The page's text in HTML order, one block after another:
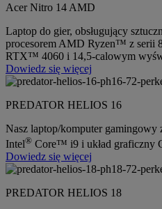
Acer Nitro 14 AMD
Laptop do gier, obsługujący
procesorem AMD Ryzen™ z serii
RTX™ 4060 i 14,5-calowym
Dowiedz się więcej
PREDATOR HELIOS 16
Nasz laptop/komputer gamingowy
Intel® Core™ i9 i układ graficzny
Dowiedz się więcej
PREDATOR HELIOS 18